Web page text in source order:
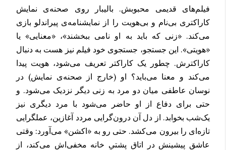
فیلم‌های قدیمی محبوبش. بالیبار روی صحنه‌ی نمایش
کاراکتری بی‌نام و بی‌هویت را از نمایشنامه‌ی پیراندلو بازی
می‌کند. «زنی که باید به او نامی ببخشند»، «معنایی» یا
«هویتی». این جستجو، جستجوی خود فیلم نیز هست به دنبال
کاراکترش. چطور یک کاراکتر تعریف می‌شود، هویت پیدا
می‌کند و معنا می‌باید؟ او (خارج از صحنه‌ی نمایش) در
نوسان عاطفی میان دو مرد به زنی دیگر نزدیک می‌شود. و
حتی برای دفاع از او حاضر می‌شود با مرد دیگری نیز
یک‌شب بخوابد. از دل آن درون‌گرایی مردد آغازین، عملگرایی‌
تازه‌ای را بیرون می‌کشد. حتی رو به «اکشن» می‌آورد: وقتی
عاشق پیشینش در اتاق پشتیِ خانه مخفی‌اش می‌کند، از